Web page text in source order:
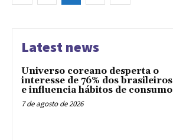
Latest news
Universo coreano desperta o
interesse de 76% dos brasileiros
e influencia hábitos de consumo
7 de agosto de 2026